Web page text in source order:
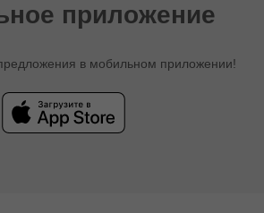
приложение
в мобильном приложении!